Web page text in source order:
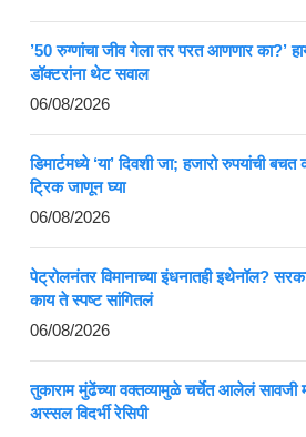
’50 रुग्णांचा जीव गेला तर परत आणणार का?’
डॉक्टरांना थेट सवाल
06/08/2026
डिमार्टमध्ये ‘या’ दिवशी जा; हजारो रुपयांची बचत
ट्रिक जाणून घ्या
06/08/2026
पेट्रोलनंतर विमानाच्या इंधनातही इथेनॉल?
काय ते स्पष्ट सांगितलं
06/08/2026
तुकाराम मुंढेंच्या वक्तव्यामुळे चर्चेत आलेलं
अस्सल विदर्भी रेसिपी